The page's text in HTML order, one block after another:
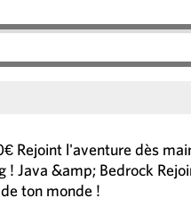
Rejoint l'aventure dès
! Java &amp; Bedrock
ton monde !